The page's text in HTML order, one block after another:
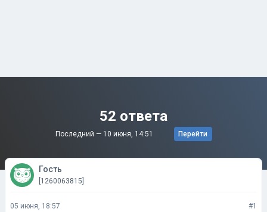
52 ответа
Последний — 10 июня, 14:51 Перейти
Гость
[1260063815]
05 июня, 18:57 #1